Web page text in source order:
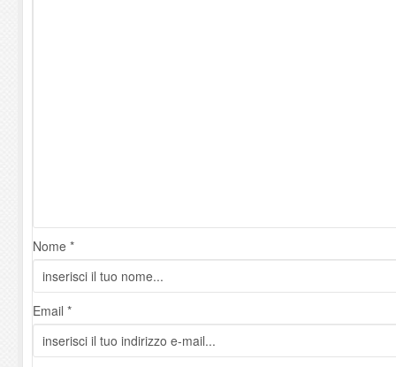
Nome *
Email *